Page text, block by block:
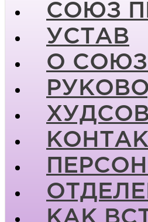
СОЮЗ
УСТАВ
О
КАК